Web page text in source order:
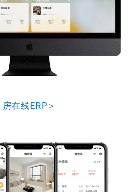
房在线ERP＞